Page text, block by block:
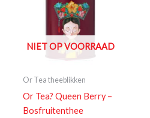
NIET OP VOORRAAD
Or Tea theeblikken
Or Tea? Queen Berry –
Bosfruitenthee